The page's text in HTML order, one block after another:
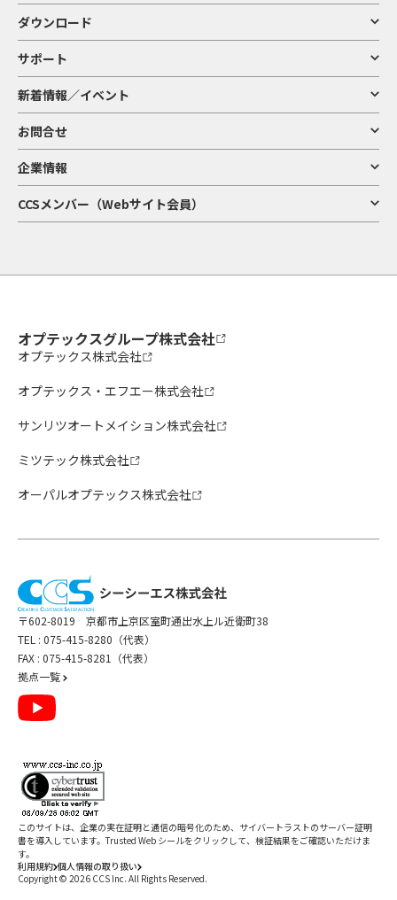
ダウンロード
サポート
新着情報／イベント
お問合せ
企業情報
CCSメンバー（Webサイト会員）
オプテックスグループ株式会社
オプテックス株式会社
オプテックス・エフエー株式会社
サンリツオートメイション株式会社
ミツテック株式会社
オーパルオプテックス株式会社
〒602-8019 京都市上京区室町通出水上ル近衛町38
TEL : 075-415-8280（代表）
FAX : 075-415-8281（代表）
拠点一覧
利用規約 個人情報の取り扱い
Copyright © 2026 CCS Inc. All Rights Reserved.
このサイトは、企業の実在証明と通信の暗号化のため、サイバートラストのサーバー証明
書を導入しています。Trusted Web シールをクリックして、検証結果をご確認いただけま
す。